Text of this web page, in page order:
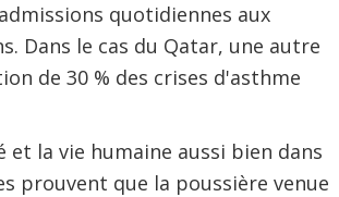
quotidiennes aux
Dans le cas du Qatar, une autre
de 30 % des crises d'asthme
la vie humaine aussi bien dans
prouvent que la poussière venue